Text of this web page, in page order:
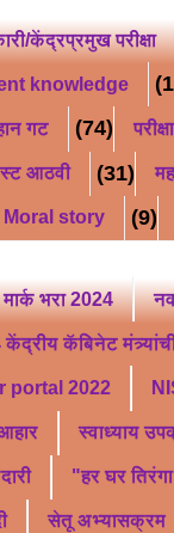
केंद्रप्रमुख परीक्षा
knowledge
गट (74)
आठवी (31)
Moral story (9)
मार्क भरा 2024
कॅबिनेट मंत्र्यांची
portal 2022
स्वाध्याय
"हर घर तिरंगा
सेतू अभ्यासक्रम